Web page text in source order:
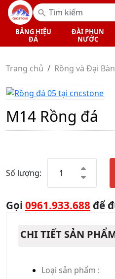
BẢNG HIỆU
ĐÁ
ĐÀI PHUN
NƯỚC
Trang chủ Rồng và Đại
M14 Rồng đá
Số lượng:
Gọi 0961.933.688 để
CHI TIẾT SẢN
Loại sản phẩm :